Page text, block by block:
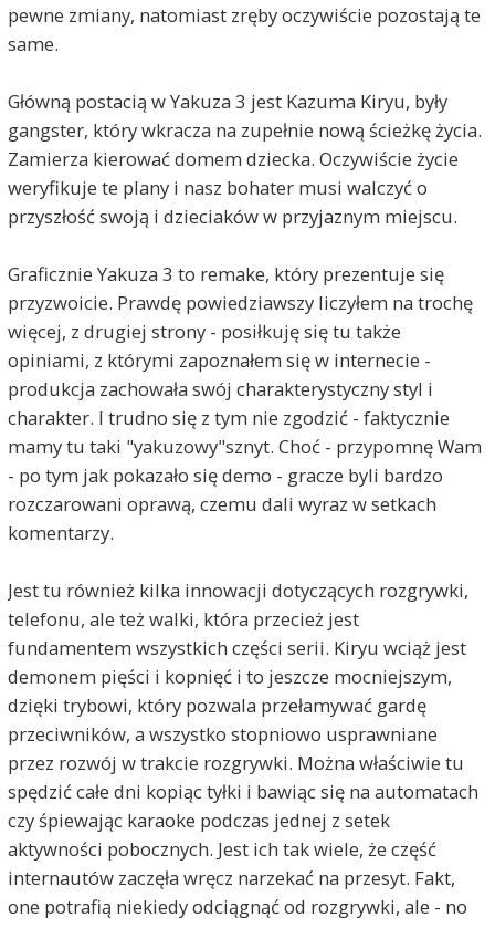
pewne zmiany, natomiast zręby oczywiście pozostają te
same.
Główną postacią w Yakuza 3 jest Kazuma Kiryu, były
gangster, który wkracza na zupełnie nową ścieżkę życia.
Zamierza kierować domem dziecka. Oczywiście życie
weryfikuje te plany i nasz bohater musi walczyć o
przyszłość swoją i dzieciaków w przyjaznym miejscu.
Graficznie Yakuza 3 to remake, który prezentuje się
przyzwoicie. Prawdę powiedziawszy liczyłem na trochę
więcej, z drugiej strony - posiłkuję się tu także
opiniami, z którymi zapoznałem się w internecie -
produkcja zachowała swój charakterystyczny styl i
charakter. I trudno się z tym nie zgodzić - faktycznie
mamy tu taki "yakuzowy"sznyt. Choć - przypomnę Wam
- po tym jak pokazało się demo - gracze byli bardzo
rozczarowani oprawą, czemu dali wyraz w setkach
komentarzy.
Jest tu również kilka innowacji dotyczących rozgrywki,
telefonu, ale też walki, która przecież jest
fundamentem wszystkich części serii. Kiryu wciąż jest
demonem pięści i kopnięć i to jeszcze mocniejszym,
dzięki trybowi, który pozwala przełamywać gardę
przeciwników, a wszystko stopniowo usprawniane
przez rozwój w trakcie rozgrywki. Można właściwie tu
spędzić całe dni kopiąc tyłki i bawiąc się na automatach
czy śpiewając karaoke podczas jednej z setek
aktywności pobocznych. Jest ich tak wiele, że część
internautów zaczęła wręcz narzekać na przesyt. Fakt,
one potrafią niekiedy odciągnąć od rozgrywki, ale - no